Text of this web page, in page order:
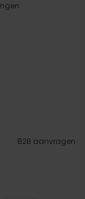
B2B aanvragen